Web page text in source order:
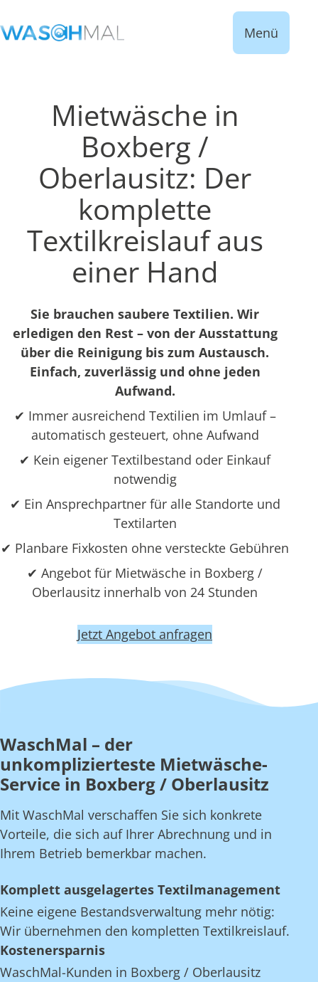
Menü
Mietwäsche in
Boxberg /
Oberlausitz: Der
komplette
Textilkreislauf aus
einer Hand
Sie brauchen saubere Textilien. Wir
erledigen den Rest – von der Ausstattung
über die Reinigung bis zum Austausch.
Einfach, zuverlässig und ohne jeden
Aufwand.
✔ Immer ausreichend Textilien im Umlauf –
automatisch gesteuert, ohne Aufwand
✔ Kein eigener Textilbestand oder Einkauf
notwendig
✔ Ein Ansprechpartner für alle Standorte und
Textilarten
✔ Planbare Fixkosten ohne versteckte Gebühren
✔ Angebot für Mietwäsche in Boxberg /
Oberlausitz innerhalb von 24 Stunden
Jetzt Angebot anfragen
WaschMal – der
unkomplizierteste Mietwäsche-
Service in Boxberg / Oberlausitz
Mit WaschMal verschaffen Sie sich konkrete
Vorteile, die sich auf Ihrer Abrechnung und in
Ihrem Betrieb bemerkbar machen.
Komplett ausgelagertes Textilmanagement
Keine eigene Bestandsverwaltung mehr nötig:
Wir übernehmen den kompletten Textilkreislauf.
Kostenersparnis
WaschMal-Kunden in Boxberg / Oberlausitz